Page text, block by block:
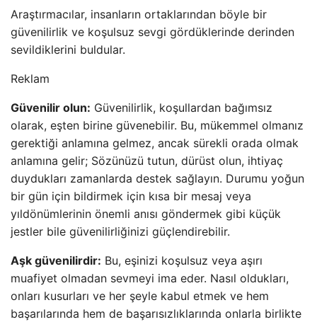
Araştırmacılar, insanların ortaklarından böyle bir
güvenilirlik ve koşulsuz sevgi gördüklerinde derinden
sevildiklerini buldular.
Reklam
Güvenilir olun: Güvenilirlik, koşullardan bağımsız
olarak, eşten birine güvenebilir. Bu, mükemmel olmanız
gerektiği anlamına gelmez, ancak sürekli orada olmak
anlamına gelir; Sözünüzü tutun, dürüst olun, ihtiyaç
duydukları zamanlarda destek sağlayın. Durumu yoğun
bir gün için bildirmek için kısa bir mesaj veya
yıldönümlerinin önemli anısı göndermek gibi küçük
jestler bile güvenilirliğinizi güçlendirebilir.
Aşk güvenilirdir: Bu, eşinizi koşulsuz veya aşırı
muafiyet olmadan sevmeyi ima eder. Nasıl oldukları,
onları kusurları ve her şeyle kabul etmek ve hem
başarılarında hem de başarısızlıklarında onlarla birlikte